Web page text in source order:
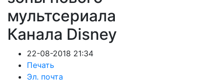
мультсериала
Канала Disney
22-08-2018 21:34
Печать
Эл. почта